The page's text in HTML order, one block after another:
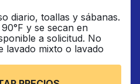
diario, toallas y sábanas.
y se secan en
a solicitud. No
lavado mixto o lavado